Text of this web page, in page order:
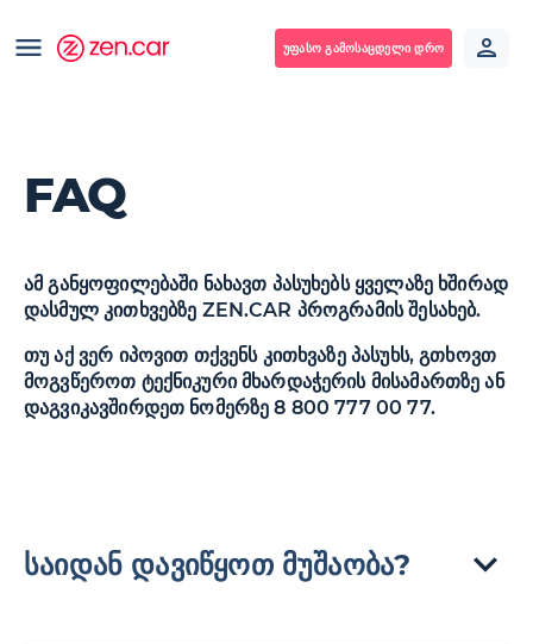
ᲣᲤᲐᲡᲝ ᲒᲐᲛᲝᲡᲐᲪᲓᲔᲚᲘ ᲓᲠᲝ
FAQ
ამ განყოფილებაში ნახავთ პასუხებს ყველაზე ხშირად
დასმულ კითხვებზე ZEN.CAR პროგრამის შესახებ.
თუ აქ ვერ იპოვით თქვენს კითხვაზე პასუხს, გთხოვთ
მოგვწეროთ ტექნიკური მხარდაჭერის მისამართზე ან
დაგვიკავშირდეთ ნომერზე 8 800 777 00 77.
საიდან დავიწყოთ მუშაობა?